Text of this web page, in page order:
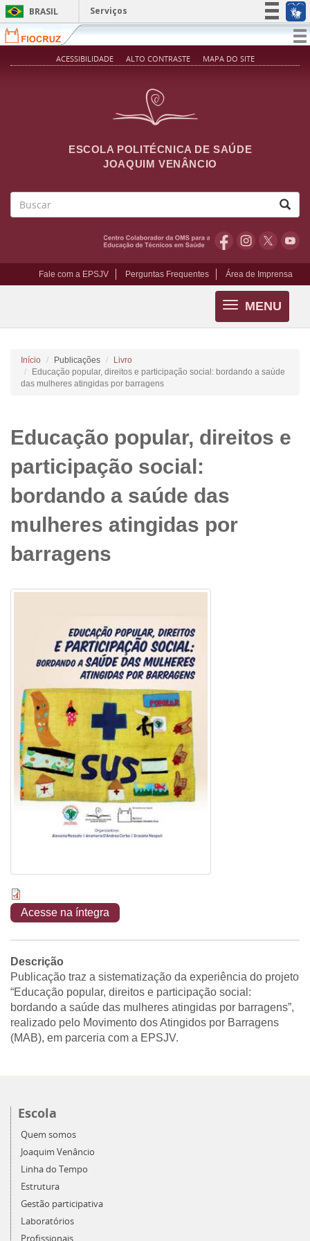
Pular para o conteúdo principal
BRASIL
Serviços
Simplifique!
Participe
ACESSIBILIDADE ALTO CONTRASTE MAPA DO SITE
ESCOLA POLITÉCNICA DE SAÚDE
JOAQUIM VENÂNCIO
Fale com a EPSJV Perguntas Frequentes Área de Imprensa
MENU
Toggle
navigation
Início Publicações
Livro
Educação popular, direitos e participação social: bordando a saúde
das mulheres atingidas por barragens
Educação popular, direitos e
participação social:
bordando a saúde das
mulheres atingidas por
barragens
Acesse na íntegra
Descrição
Publicação traz a sistematização da experiência do projeto
“Educação popular, direitos e participação social:
bordando a saúde das mulheres atingidas por barragens”,
realizado pelo Movimento dos Atingidos por Barragens
(MAB), em parceria com a EPSJV.
Escola
Quem somos
Joaquim Venâncio
Linha do Tempo
Estrutura
Gestão participativa
Laboratórios
Profissionais